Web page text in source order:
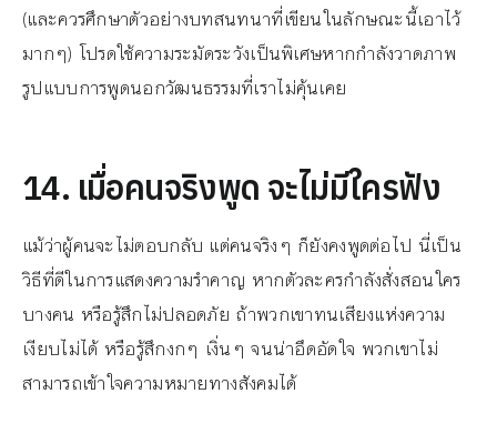
(และควรศึกษาตัวอย่างบทสนทนาที่เขียนในลักษณะนี้เอาไว้
มากๆ) โปรดใช้ความระมัดระวังเป็นพิเศษหากกำลังวาดภาพ
รูปแบบการพูดนอกวัฒนธรรมที่เราไม่คุ้นเคย
14. เมื่อคนจริงพูด จะไม่มีใครฟัง
แม้ว่าผู้คนจะไม่ตอบกลับ แต่คนจริงๆ ก็ยังคงพูดต่อไป นี่เป็น
วิธีที่ดีในการแสดงความรำคาญ หากตัวละครกำลังสั่งสอนใคร
บางคน หรือรู้สึกไม่ปลอดภัย ถ้าพวกเขาทนเสียงแห่งความ
เงียบไม่ได้ หรือรู้สึกงกๆ เงิ่นๆ จนน่าอึดอัดใจ พวกเขาไม่
สามารถเข้าใจความหมายทางสังคมได้